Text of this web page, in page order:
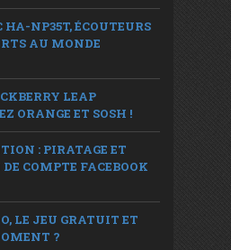
HA-NP35T, ÉCOUTEURS
AU MONDE
LEAP
ORANGE ET SOSH !
: PIRATAGE ET
COMPTE FACEBOOK
LE JEU GRATUIT ET
?